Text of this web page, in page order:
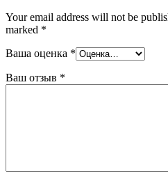
Your email address will not be
marked *
Ваша оценка *
Ваш отзыв *